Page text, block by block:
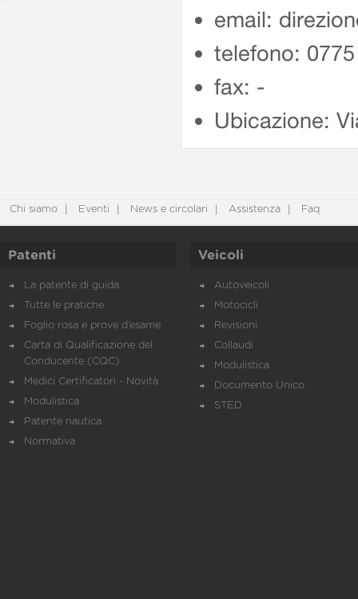
email:
telefono:
fax: -
Ubicazione:
Chi siamo Eventi News e circolari Assistenza Faq
Patenti
La patente di guida
Tutte le pratiche
Foglio rosa e prove d’esame
Carta di Qualificazione del
Conducente (CQC)
Medici Certificatori - Novità
Modulistica
Patente nautica
Normativa
Veicoli
Autoveicoli
Motocicli
Revisioni
Collaudi
Modulistica
Documento Unico
STED